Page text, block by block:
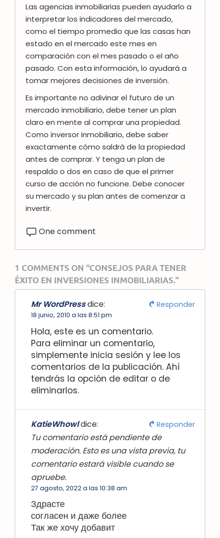
Las agencias inmobiliarias pueden ayudarlo a
interpretar los indicadores del mercado,
como el tiempo promedio que las casas han
estado en el mercado este mes en
comparación con el mes pasado o el año
pasado. Con esta información, lo ayudará a
tomar mejores decisiones de inversión.
Es importante no adivinar el futuro de un
mercado inmobiliario, debe tener un plan
claro en mente al comprar una propiedad.
Como inversor inmobiliario, debe saber
exactamente cómo saldrá de la propiedad
antes de comprar. Y tenga un plan de
respaldo o dos en caso de que el primer
curso de acción no funcione. Debe conocer
su mercado y su plan antes de comenzar a
invertir.
One comment
1 COMMENTS ON “CONSEJOS PARA TENER
ÉXITO EN INVERSIONES INMOBILIARIAS.”
Mr WordPressdice:
18 junio, 2010 a las 8:51 pm
Hola, este es un comentario.
Para eliminar un comentario,
simplemente inicia sesión y lee los
comentarios de la publicación. Ahí
tendrás la opción de editar o de
eliminarlos.
Responder
KatieWhowldice:
Tu comentario está pendiente de
moderación. Esto es una vista previa, tu
comentario estará visible cuando se
apruebe.
27 agosto, 2022 a las 10:38 am
Здрасте
согласен и даже более
Так же хочу добавит
Responder